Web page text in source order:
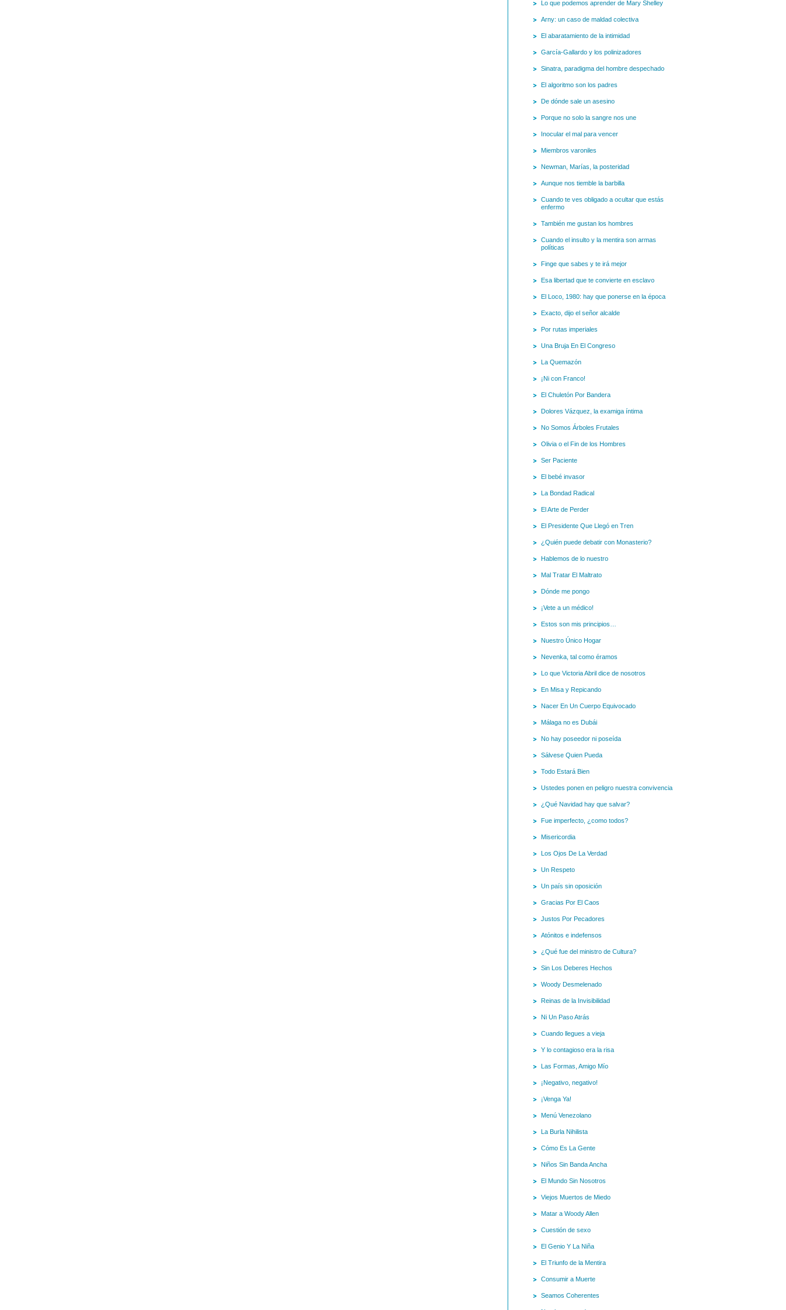
Lo que podemos aprender de Mary Shelley
Arny: un caso de maldad colectiva
El abaratamiento de la intimidad
García-Gallardo y los polinizadores
Sinatra, paradigma del hombre despechado
El algoritmo son los padres
De dónde sale un asesino
Porque no solo la sangre nos une
Inocular el mal para vencer
Miembros varoniles
Newman, Marías, la posteridad
Aunque nos tiemble la barbilla
Cuando te ves obligado a ocultar que estás
enfermo
También me gustan los hombres
Cuando el insulto y la mentira son armas
políticas
Finge que sabes y te irá mejor
Esa libertad que te convierte en esclavo
El Loco, 1980: hay que ponerse en la época
Exacto, dijo el señor alcalde
Por rutas imperiales
Una Bruja En El Congreso
La Quemazón
¡Ni con Franco!
El Chuletón Por Bandera
Dolores Vázquez, la examiga íntima
No Somos Árboles Frutales
Olivia o el Fin de los Hombres
Ser Paciente
El bebé invasor
La Bondad Radical
El Arte de Perder
El Presidente Que Llegó en Tren
¿Quién puede debatir con Monasterio?
Hablemos de lo nuestro
Mal Tratar El Maltrato
Dónde me pongo
¡Vete a un médico!
Estos son mis principios…
Nuestro Único Hogar
Nevenka, tal como éramos
Lo que Victoria Abril dice de nosotros
En Misa y Repicando
Nacer En Un Cuerpo Equivocado
Málaga no es Dubái
No hay poseedor ni poseída
Sálvese Quien Pueda
Todo Estará Bien
Ustedes ponen en peligro nuestra convivencia
¿Qué Navidad hay que salvar?
Fue imperfecto, ¿como todos?
Misericordia
Los Ojos De La Verdad
Un Respeto
Un país sin oposición
Gracias Por El Caos
Justos Por Pecadores
Atónitos e indefensos
¿Qué fue del ministro de Cultura?
Sin Los Deberes Hechos
Woody Desmelenado
Reinas de la Invisibilidad
Ni Un Paso Atrás
Cuando llegues a vieja
Y lo contagioso era la risa
Las Formas, Amigo Mío
¡Negativo, negativo!
¡Venga Ya!
Menú Venezolano
La Burla Nihilista
Cómo Es La Gente
Niños Sin Banda Ancha
El Mundo Sin Nosotros
Viejos Muertos de Miedo
Matar a Woody Allen
Cuestión de sexo
El Genio Y La Niña
El Triunfo de la Mentira
Consumir a Muerte
Seamos Coherentes